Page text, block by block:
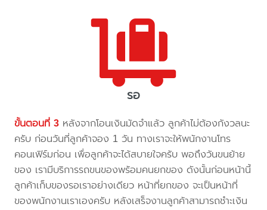
รอ
ขั้นตอนที่ 3 หลังจากโอนเงินมัดจำแล้ว ลูกค้าไม่ต้องกังวลนะ
ครับ ก่อนวันที่ลูกค้าจอง 1 วัน ทางเราจะให้พนักงานโทร
คอนเฟิร์มก่อน เพื่อลูกค้าจะได้สบายใจครับ พอถึงวันขนย้าย
ของ เรามีบริการรถขนของพร้อมคนยกของ ดังนั้นก่อนหน้านี้
ลูกค้าเก็บของรอเราอย่างเดียว หน้าที่ยกของ จะเป็นหน้าที่
ของพนักงานเราเองครับ หลังเสร็จงานลูกค้าสามารถชำะเงิน